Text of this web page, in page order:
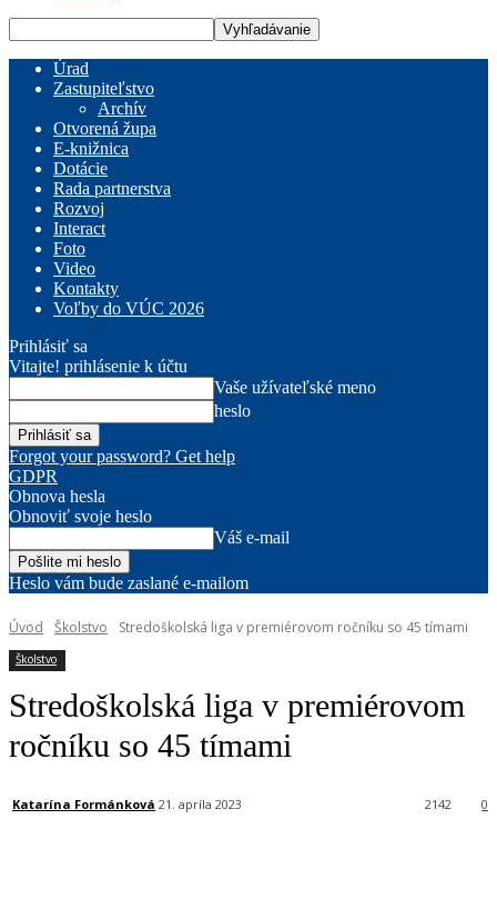
Úrad
Zastupiteľstvo
Archív
Otvorená župa
E-knižnica
Dotácie
Rada partnerstva
Rozvoj
Interact
Foto
Video
Kontakty
Voľby do VÚC 2026
Prihlásiť sa
Vitajte! prihlásenie k účtu
Vaše užívateľské meno
heslo
Forgot your password? Get help
GDPR
Obnova hesla
Obnoviť svoje heslo
Váš e-mail
Heslo vám bude zaslané e-mailom
Úvod Školstvo Stredoškolská liga v premiérovom ročníku so 45 tímami
Školstvo
Stredoškolská liga v premiérovom
ročníku so 45 tímami
Katarína Formánková 21. apríla 2023 0
2142